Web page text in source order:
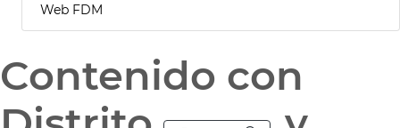
Web FDM
Contenido con